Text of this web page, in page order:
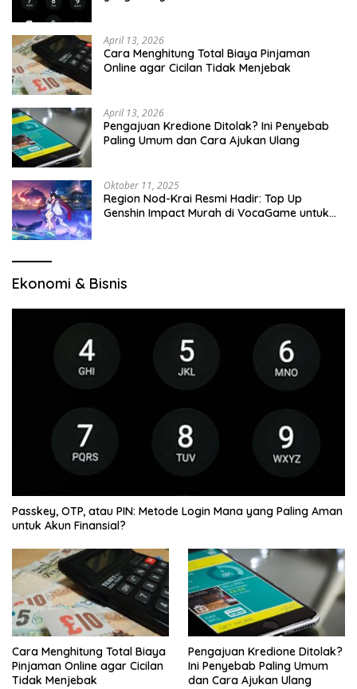
April 13, 2026
Cara Menghitung Total Biaya Pinjaman
Online agar Cicilan Tidak Menjebak
April 13, 2026
Pengajuan Kredione Ditolak? Ini Penyebab
Paling Umum dan Cara Ajukan Ulang
Oktober 11, 2025
Region Nod-Krai Resmi Hadir: Top Up
Genshin Impact Murah di VocaGame untuk
Ekonomi & Bisnis
Passkey, OTP, atau PIN: Metode Login Mana yang Paling Aman
untuk Akun Finansial?
Cara Menghitung Total Biaya
Pinjaman Online agar Cicilan
Tidak Menjebak
Pengajuan Kredione Ditolak?
Ini Penyebab Paling Umum
dan Cara Ajukan Ulang